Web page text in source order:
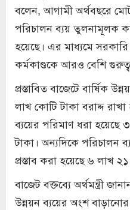
বলেন, আগামী অর্থবছরে
পরিচালন ব্যয় তুলনামূলক
হয়েছে। এর মাধ্যমে
কর্মকাণ্ডকে আরও বেশি
প্রস্তাবিত বাজেটে বার্ষিক
লাখ কোটি টাকা বরাদ্দ
ব্যয়ের পরিমাণ ধরা
টাকা। অন্যদিকে পরিচালন
প্রস্তাব করা হয়েছে ৬ লাখ
বাজেট বক্তব্যে অর্থমন্ত্রী
উন্নয়ন ব্যয়ের অংশ